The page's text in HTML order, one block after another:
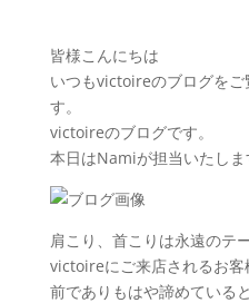
皆様こんにちは
いつもvictoireのブログをご
す。
victoireのブログです。
本日はNamiが担当いたしま
肩こり、首こりは永遠のテ
victoireにご来店されるお客
前でありもはや諦めている